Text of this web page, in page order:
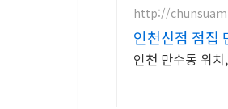
http://
인천신점 점집
인천 만수동 위